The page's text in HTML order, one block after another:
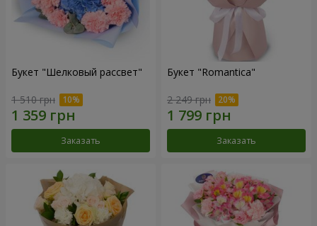
Букет "Шелковый рассвет"
1 510 грн
Заказать
Букет "Romantica"
2 249 грн
Заказать